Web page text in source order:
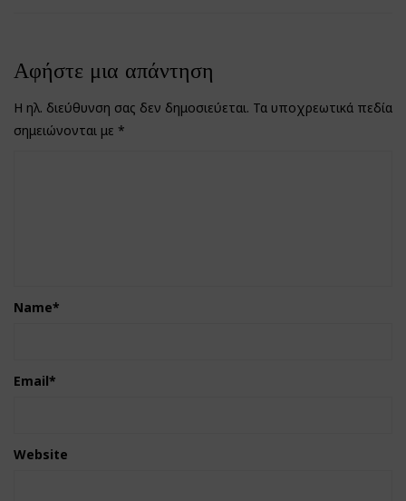
Αφήστε μια απάντηση
Η ηλ. διεύθυνση σας δεν δημοσιεύεται. Τα υποχρεωτικά πεδία
σημειώνονται με *
Name*
Email*
Website